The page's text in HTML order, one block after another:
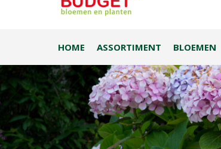
HOME ASSORTIMENT BLOEMEN